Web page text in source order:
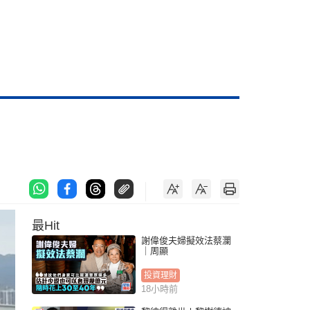
最Hit
謝偉俊夫婦擬效法蔡瀾
｜周顯
投資理財
18小時前